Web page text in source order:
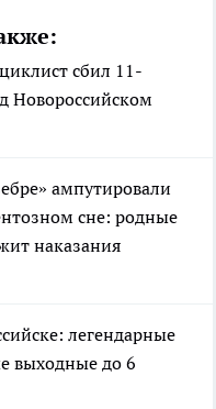
сбил 11-
Новороссийском
ампутировали
сне: родные
наказания
легендарные
выходные до 6